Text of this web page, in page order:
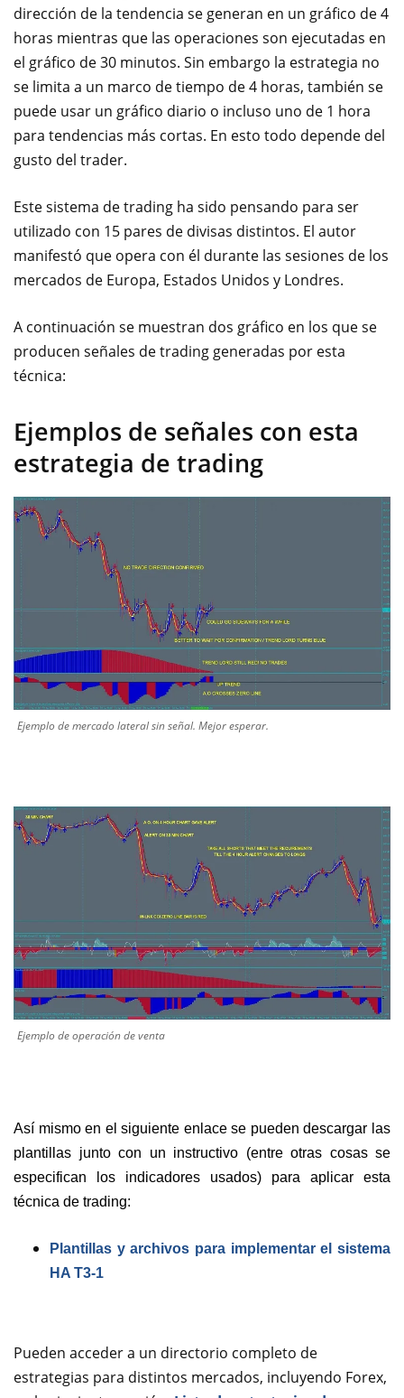
dirección de la tendencia se generan en un gráfico de 4
horas mientras que las operaciones son ejecutadas en
el gráfico de 30 minutos. Sin embargo la estrategia no
se limita a un marco de tiempo de 4 horas, también se
puede usar un gráfico diario o incluso uno de 1 hora
para tendencias más cortas. En esto todo depende del
gusto del trader.
Este sistema de trading ha sido pensando para ser
utilizado con 15 pares de divisas distintos. El autor
manifestó que opera con él durante las sesiones de los
mercados de Europa, Estados Unidos y Londres.
A continuación se muestran dos gráfico en los que se
producen señales de trading generadas por esta
técnica:
Ejemplos de señales con esta
estrategia de trading
Ejemplo de mercado lateral sin señal. Mejor esperar.
Ejemplo de operación de venta
Así mismo en el siguiente enlace se pueden descargar las
plantillas junto con un instructivo (entre otras cosas se
especifican los indicadores usados) para aplicar esta
técnica de trading:
Plantillas y archivos para implementar el sistema
HA T3-1
Pueden acceder a un directorio completo de
estrategias para distintos mercados, incluyendo Forex,